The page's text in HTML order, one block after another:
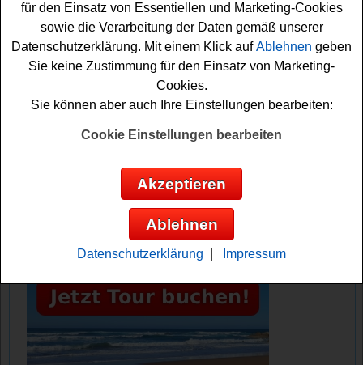
schon einmal kräftig die Daumen. Viel Spaß beim
Rätseln!
Edeka verlost 10x ein tolles Tabaluga
Fanpaket
Anzeige:
für den Einsatz von Essentiellen und Marketing-Cookies
sowie die Verarbeitung der Daten gemäß unserer
Datenschutzerklärung. Mit einem Klick aufAblehnen geben
Sie keine Zustimmung für den Einsatz von Marketing-
Cookies.
Sie können aber auch Ihre Einstellungen bearbeiten:
Cookie Einstellungen bearbeiten
Akzeptieren
Ablehnen
Datenschutzerklärung Impressum